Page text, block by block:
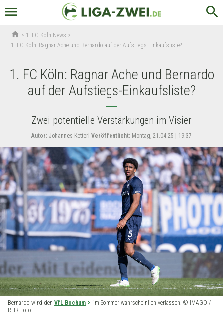
menu search
home > 1. FC Köln News >
1. FC Köln: Ragnar Ache und Bernardo auf der Aufstiegs-Einkaufsliste?
1. FC Köln: Ragnar Ache und Bernardo
auf der Aufstiegs-Einkaufsliste?
Zwei potentielle Verstärkungen im Visier
Autor: Johannes Ketterl Veröffentlicht: Montag, 21.04.25 | 19:37
Bernardo wird den VfL Bochum
im Sommer wahrscheinlich verlassen. © IMAGO /
RHR-Foto